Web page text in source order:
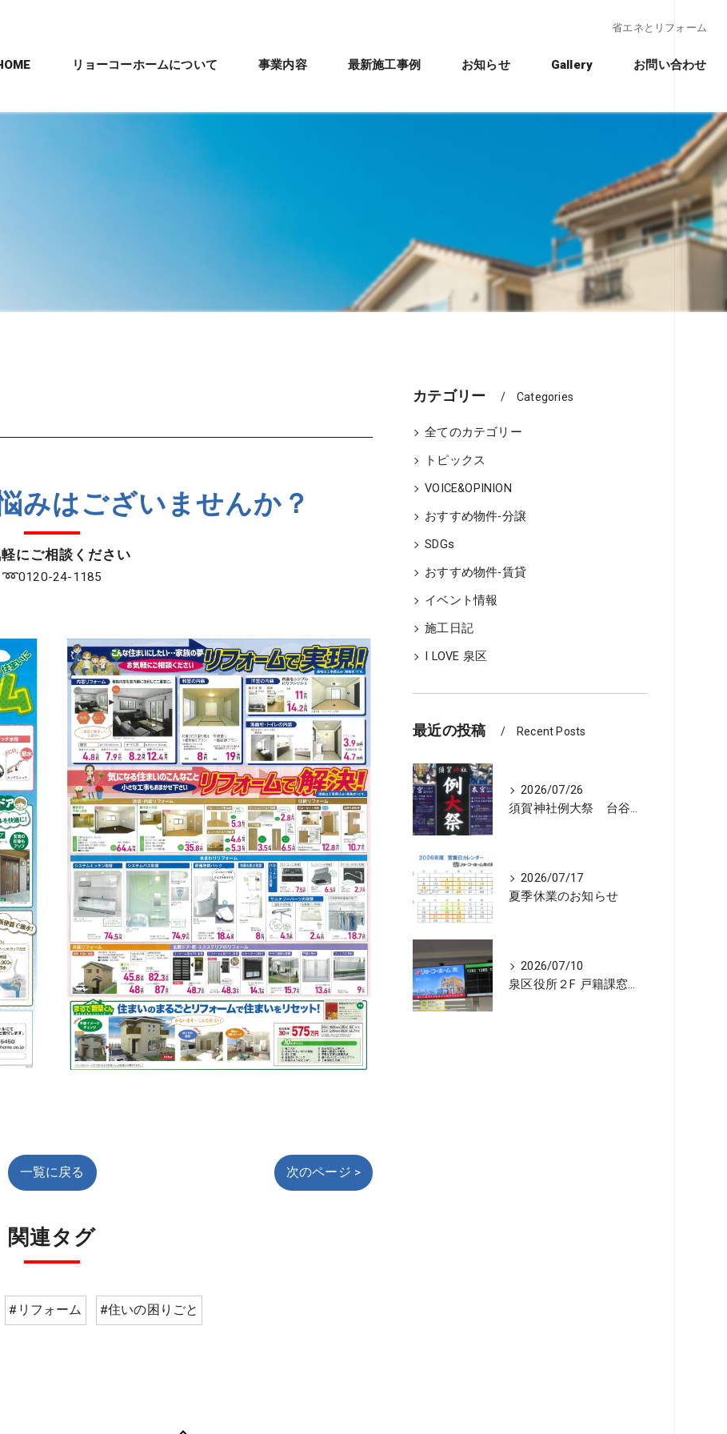
省エネとリフォーム
リョーコーホームについて
会社概要
事業内容
新築住宅施工
リフォームとリノベーションの違い
福祉施設・公共施設
住まいを買う契約の流れ
最新施工事例 お知らせ Gallery お問い合わせ
みはございませんか？
にご相談ください
➿0120-24-1185
一覧に戻る 次のページ >
関連タグ
#リフォーム #住いの困りごと
カテゴリー Categories
全てのカテゴリー
トピックス
VOICE&OPINION
おすすめ物件-分譲
SDGs
おすすめ物件-賃貸
イベント情報
施工日記
I LOVE 泉区
最近の投稿 Recent Posts
2026/07/26
須賀神社例大祭 台谷戸神酒所リョーコホーム前に設置 担渡御出発
2026/07/17
夏季休業のお知らせ
2026/07/10
泉区役所２F 戸籍課窓口の順番お知らせ機に宣伝広告を開始しました